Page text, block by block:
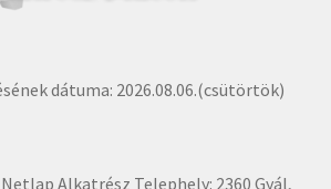
dátuma: 2026.08.06.(csütörtök)
Netlap Alkatrész Telephely: 2360 Gyál,